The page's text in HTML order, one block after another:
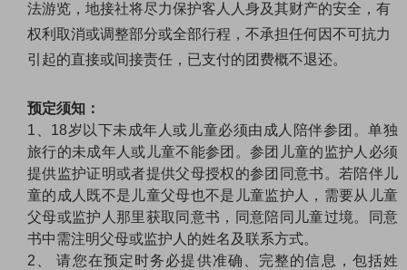
法游览，地接社将尽力保护客人人身及其财产的安全，有
权利取消或调整部分或全部行程，不承担任何因不可抗力
引起的直接或间接责任，已支付的团费概不退还。
预定须知：
1、18岁以下未成年人或儿童必须由成人陪伴参团。单独
旅行的未成年人或儿童不能参团。参团儿童的监护人必须
提供监护证明或者提供父母授权的参团同意书。若陪伴儿
童的成人既不是儿童父母也不是儿童监护人，需要从儿童
父母或监护人那里获取同意书，同意陪同儿童过境。同意
书中需注明父母或监护人的姓名及联系方式。
2、 请您在预定时务必提供准确、完整的信息，包括姓